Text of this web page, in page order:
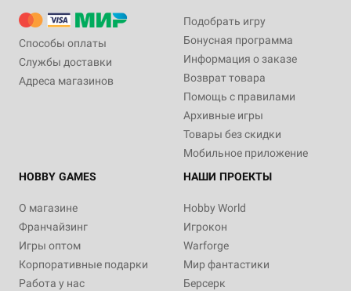
Способы оплаты
Службы доставки
Адреса магазинов
Подобрать игру
Бонусная программа
Информация о заказе
Возврат товара
Помощь с правилами
Архивные игры
Товары без скидки
Мобильное приложение
HOBBY GAMES
О магазине
Франчайзинг
Игры оптом
Корпоративные подарки
Работа у нас
НАШИ ПРОЕКТЫ
Hobby World
Игрокон
Warforge
Мир фантастики
Берсерк